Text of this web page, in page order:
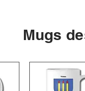
Mugs